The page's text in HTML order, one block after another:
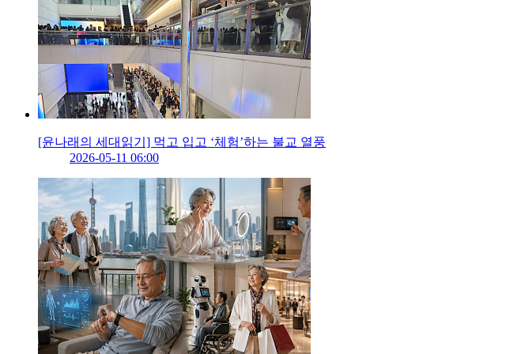
[윤나래의 세대읽기] 먹고 입고 ‘체험’하는 불교 열풍
2026-05-11 06:00